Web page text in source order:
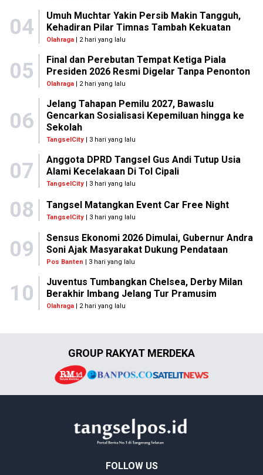
04
Umuh Muchtar Yakin Persib Makin Tangguh,
Kehadiran Pilar Timnas Tambah Kekuatan
Olahraga| 2 hari yang lalu
05
Final dan Perebutan Tempat Ketiga Piala
Presiden 2026 Resmi Digelar Tanpa Penonton
Olahraga| 2 hari yang lalu
06
Jelang Tahapan Pemilu 2027, Bawaslu
Gencarkan Sosialisasi Kepemiluan hingga ke
Sekolah
TangselCity| 3 hari yang lalu
07
Anggota DPRD Tangsel Gus Andi Tutup Usia
Alami Kecelakaan Di Tol Cipali
TangselCity| 3 hari yang lalu
08 Tangsel Matangkan Event Car Free Night
TangselCity | 3 hari yang lalu
09
Sensus Ekonomi 2026 Dimulai, Gubernur Andra
Soni Ajak Masyarakat Dukung Pendataan
Pos Banten | 3 hari yang lalu
10
Juventus Tumbangkan Chelsea, Derby Milan
Berakhir Imbang Jelang Tur Pramusim
Olahraga| 2 hari yang lalu
GROUP RAKYAT MERDEKA
FOLLOW US